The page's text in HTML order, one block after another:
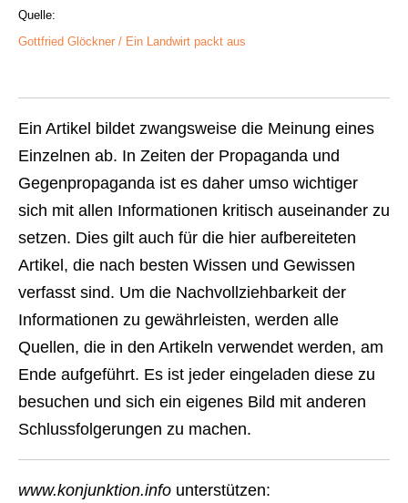
Quelle:
Gottfried Glöckner / Ein Landwirt packt aus
Ein Artikel bildet zwangsweise die Meinung eines
Einzelnen ab. In Zeiten der Propaganda und
Gegenpropaganda ist es daher umso wichtiger
sich mit allen Informationen kritisch auseinander zu
setzen. Dies gilt auch für die hier aufbereiteten
Artikel, die nach besten Wissen und Gewissen
verfasst sind. Um die Nachvollziehbarkeit der
Informationen zu gewährleisten, werden alle
Quellen, die in den Artikeln verwendet werden, am
Ende aufgeführt. Es ist jeder eingeladen diese zu
besuchen und sich ein eigenes Bild mit anderen
Schlussfolgerungen zu machen.
www.konjunktion.info unterstützen: